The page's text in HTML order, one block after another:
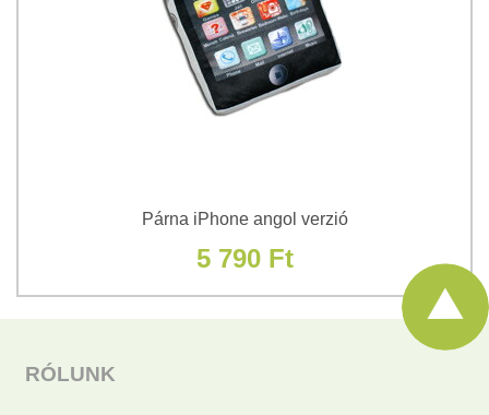
Párna iPhone angol verzió
5 790 Ft
RÓLUNK